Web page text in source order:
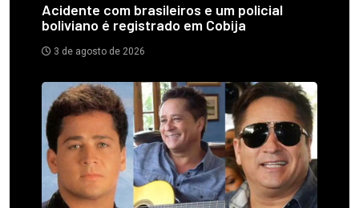
Acidente com brasileiros e um policial
boliviano é registrado em Cobija
3 de agosto de 2026